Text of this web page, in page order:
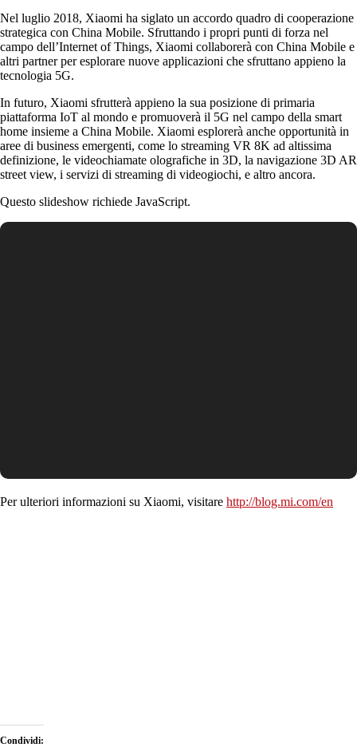
Nel luglio 2018, Xiaomi ha siglato un accordo quadro di cooperazione
strategica con China Mobile. Sfruttando i propri punti di forza nel
campo dell’Internet of Things, Xiaomi collaborerà con China Mobile e
altri partner per esplorare nuove applicazioni che sfruttano appieno la
tecnologia 5G.
In futuro, Xiaomi sfrutterà appieno la sua posizione di primaria
piattaforma IoT al mondo e promuoverà il 5G nel campo della smart
home insieme a China Mobile. Xiaomi esplorerà anche opportunità in
aree di business emergenti, come lo streaming VR 8K ad altissima
definizione, le videochiamate olografiche in 3D, la navigazione 3D AR
street view, i servizi di streaming di videogiochi, e altro ancora.
Questo slideshow richiede JavaScript.
Per ulteriori informazioni su Xiaomi, visitare http://blog.mi.com/en
Condividi: